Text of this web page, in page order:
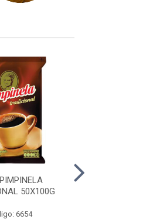
50X100G
6654